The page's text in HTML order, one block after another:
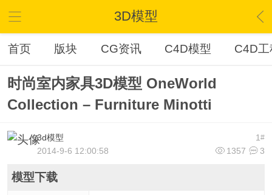
3D模型
首页 版块 CG资讯 C4D模型 C4D工
时尚室内家具3D模型 OneWorld
Collection – Furniture Minotti
1#
3d模型
1357
3
2014-9-6 12:00:58
模型下载